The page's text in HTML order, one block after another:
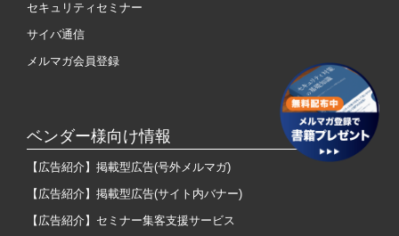
セキュリティセミナー
サイバ通信
メルマガ会員登録
ベンダー様向け情報
【広告紹介】掲載型広告(号外メルマガ)
【広告紹介】掲載型広告(サイト内バナー)
【広告紹介】セミナー集客支援サービス